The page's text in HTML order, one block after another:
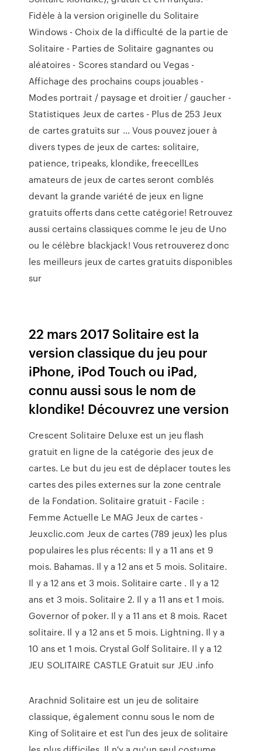
Fidèle à la version originelle du Solitaire
Windows - Choix de la difficulté de la partie de
Solitaire - Parties de Solitaire gagnantes ou
aléatoires - Scores standard ou Vegas -
Affichage des prochains coups jouables -
Modes portrait / paysage et droitier / gaucher -
Statistiques Jeux de cartes - Plus de 253 Jeux
de cartes gratuits sur ... Vous pouvez jouer à
divers types de jeux de cartes: solitaire,
patience, tripeaks, klondike, freecellLes
amateurs de jeux de cartes seront comblés
devant la grande variété de jeux en ligne
gratuits offerts dans cette catégorie! Retrouvez
aussi certains classiques comme le jeu de Uno
ou le célèbre blackjack! Vous retrouverez donc
les meilleurs jeux de cartes gratuits disponibles
sur
22 mars 2017 Solitaire est la
version classique du jeu pour
iPhone, iPod Touch ou iPad,
connu aussi sous le nom de
klondike! Découvrez une version
Crescent Solitaire Deluxe est un jeu flash
gratuit en ligne de la catégorie des jeux de
cartes. Le but du jeu est de déplacer toutes les
cartes des piles externes sur la zone centrale
de la Fondation. Solitaire gratuit - Facile :
Femme Actuelle Le MAG Jeux de cartes -
Jeuxclic.com Jeux de cartes (789 jeux) les plus
populaires les plus récents: Il y a 11 ans et 9
mois. Bahamas. Il y a 12 ans et 5 mois. Solitaire.
Il y a 12 ans et 3 mois. Solitaire carte . Il y a 12
ans et 3 mois. Solitaire 2. Il y a 11 ans et 1 mois.
Governor of poker. Il y a 11 ans et 8 mois. Racet
solitaire. Il y a 12 ans et 5 mois. Lightning. Il y a
10 ans et 1 mois. Crystal Golf Solitaire. Il y a 12
JEU SOLITAIRE CASTLE Gratuit sur JEU .info
Arachnid Solitaire est un jeu de solitaire
classique, également connu sous le nom de
King of Solitaire et est l'un des jeux de solitaire